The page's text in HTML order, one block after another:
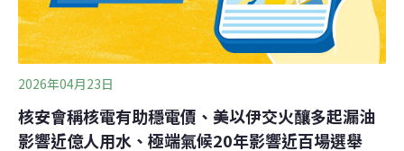
船。然而，仍有少數載滿原油的油輪通過海灣，
2026年04月23日
核安會稱核電有助穩電價、美以伊交火釀多起漏油
影響近億人用水、極端氣候20年影響近百場選舉